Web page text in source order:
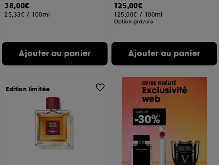
38,00€
25,33€ / 100ml
Ajouter au panier
125,00€
125,00€ / 100ml
Option gravure
Ajouter au panier
Edition limitée